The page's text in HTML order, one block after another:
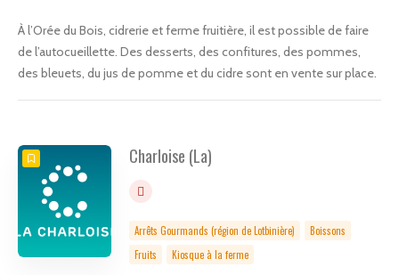
À l’Orée du Bois, cidrerie et ferme fruitière, il est possible de faire
de l’autocueillette. Des desserts, des confitures, des pommes,
des bleuets, du jus de pomme et du cidre sont en vente sur place.
Charloise (La)
Arrêts Gourmands (région de Lotbinière)
Boissons
Fruits
Kiosque à la ferme